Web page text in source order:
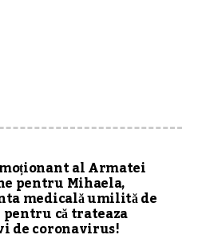
al Armatei
pentru Mihaela,
medicală umilită de
că trateaza
de coronavirus!